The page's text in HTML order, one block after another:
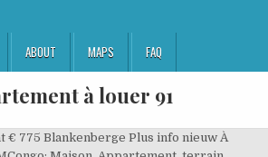
ABOUT MAPS FAQ
à louer 91
€ 775 Blankenberge Plus info nieuw À